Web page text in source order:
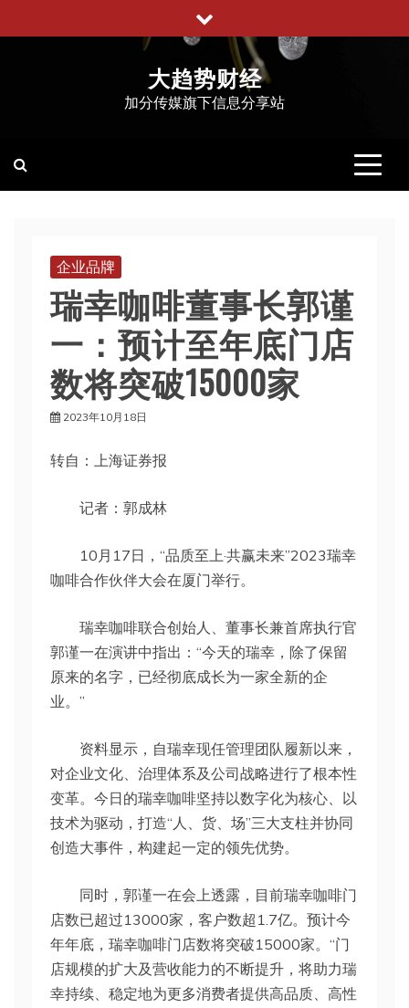
至
大趋势财经
加分传媒旗下信息分享站
企业品牌
瑞幸咖啡董事长郭谨
一：预计至年底门店
数将突破15000家
2023年10月18日
转自：上海证券报
记者：郭成林
10月17日，“品质至上·共赢未来”2023瑞幸
咖啡合作伙伴大会在厦门举行。
瑞幸咖啡联合创始人、董事长兼首席执行官
郭谨一在演讲中指出：“今天的瑞幸，除了保留
原来的名字，已经彻底成长为一家全新的企
业。”
资料显示，自瑞幸现任管理团队履新以来，
对企业文化、治理体系及公司战略进行了根本性
变革。今日的瑞幸咖啡坚持以数字化为核心、以
技术为驱动，打造“人、货、场”三大支柱并协同
创造大事件，构建起一定的领先优势。
同时，郭谨一在会上透露，目前瑞幸咖啡门
店数已超过13000家，客户数超1.7亿。预计今
年年底，瑞幸咖啡门店数将突破15000家。“门
店规模的扩大及营收能力的不断提升，将助力瑞
幸持续、稳定地为更多消费者提供高品质、高性